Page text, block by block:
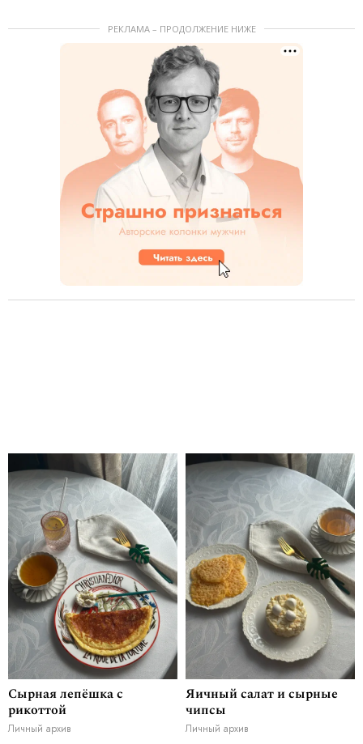
РЕКЛАМА – ПРОДОЛЖЕНИЕ НИЖЕ
Сырная лепёшка с
рикоттой
Личный архив
Яичный салат и сырные
чипсы
Личный архив